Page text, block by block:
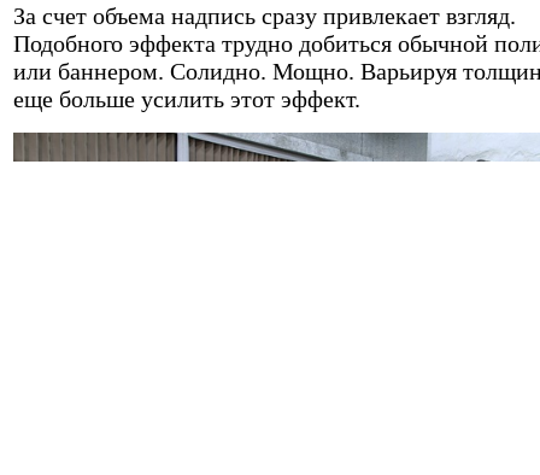
За счет объема надпись сразу привлекает взгляд.
Подобного эффекта трудно добиться обычной
или баннером. Солидно. Мощно. Варьируя
еще больше усилить этот эффект.